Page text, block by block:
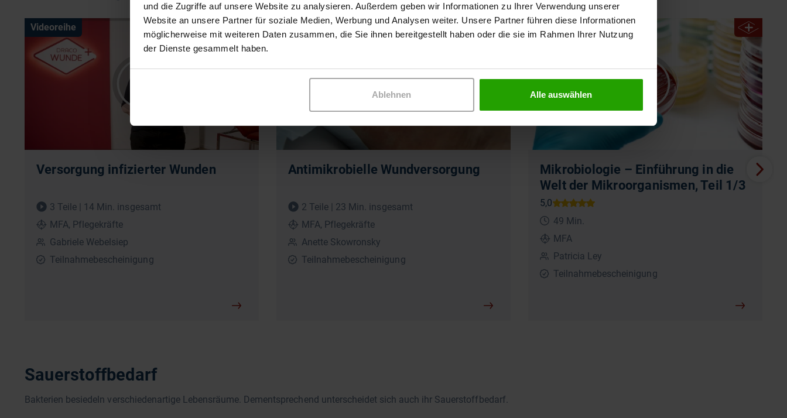
und die Zugriffe auf unsere Website zu analysieren. Außerdem geben wir Informationen zu Ihrer Verwendung unserer
Website an unsere Partner für soziale Medien, Werbung und Analysen weiter. Unsere Partner führen diese Informationen
möglicherweise mit weiteren Daten zusammen, die Sie ihnen bereitgestellt haben oder die sie im Rahmen Ihrer Nutzung
der Dienste gesammelt haben.
Ablehnen Alle auswählen
Versorgung infizierter Wunden
3 Teile | 14 Min. insgesamt
MFA, Pflegekräfte
Gabriele Webelsiep
Teilnahmebescheinigung
Videoreihe
Antimikrobielle Wundversorgung
2 Teile | 23 Min. insgesamt
MFA, Pflegekräfte
Anette Skowronsky
Teilnahmebescheinigung
Videoreihe
Mikrobiologie – Einführung in die
Welt der Mikroorganismen, Teil 1/3
49 Min.
MFA
Patricia Ley
Teilnahmebescheinigung
Seminaraufzeichnung
Sauerstoffbedarf
Bakterien besiedeln verschiedenartige Lebensräume. Dementsprechend unterscheidet sich auch ihr Sauerstoffbedarf.